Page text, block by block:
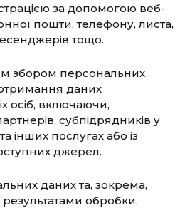
за допомогою веб-
пошти, телефону, листа,
тощо.
збором персональних
даних
осіб, включаючи,
субпідрядників у
інших послугах або із
джерел.
даних та, зокрема,
обробки,